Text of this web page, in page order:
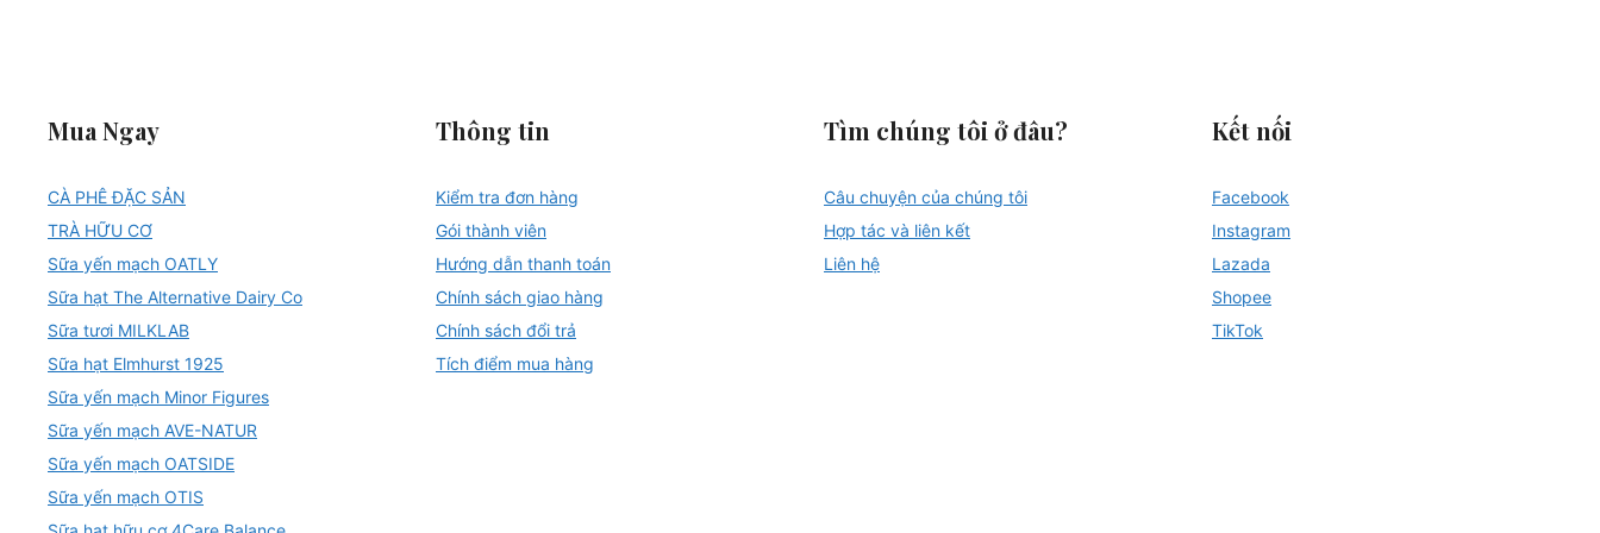
Mua Ngay
CÀ PHÊ ĐẶC SẢN
TRÀ HỮU CƠ
Sữa yến mạch OATLY
Sữa hạt The Alternative Dairy Co
Sữa tươi MILKLAB
Sữa hạt Elmhurst 1925
Sữa yến mạch Minor Figures
Sữa yến mạch AVE-NATUR
Sữa yến mạch OATSIDE
Sữa yến mạch OTIS
Thông tin
Kiểm tra đơn hàng
Gói thành viên
Hướng dẫn thanh toán
Chính sách giao hàng
Chính sách đổi trả
Tích điểm mua hàng
Tìm chúng tôi ở đâu?
Câu chuyện của chúng tôi
Hợp tác và liên kết
Liên hệ
Kết nối
Facebook
Instagram
Lazada
Shopee
TikTok